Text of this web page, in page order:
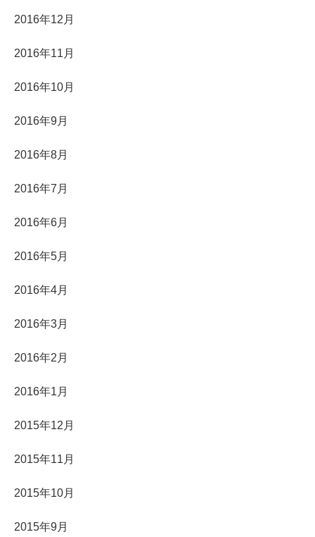
2016年12月
2016年11月
2016年10月
2016年9月
2016年8月
2016年7月
2016年6月
2016年5月
2016年4月
2016年3月
2016年2月
2016年1月
2015年12月
2015年11月
2015年10月
2015年9月